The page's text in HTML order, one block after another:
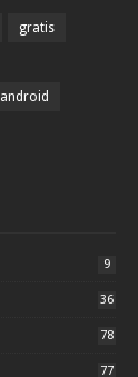
gratis
android
9
36
78
77